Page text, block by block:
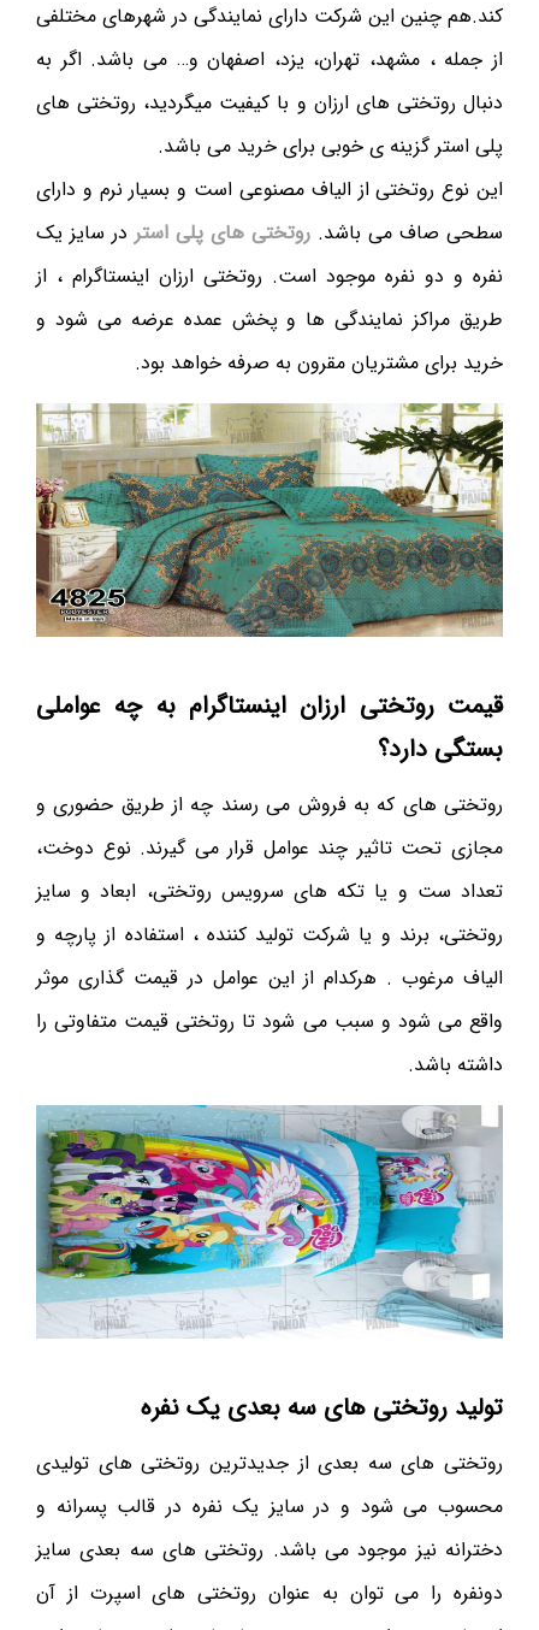
کند.هم چنین این شرکت دارای نمایندگی در شهرهای مختلفی
از جمله ، مشهد، تهران، یزد، اصفهان و… می باشد. اگر به
دنبال روتختی های ارزان و با کیفیت میگردید، روتختی های
پلی استر گزینه ی خوبی برای خرید می باشد.
این نوع روتختی از الیاف مصنوعی است و بسیار نرم و دارای
سطحی صاف می باشد. روتختی های پلی استر در سایز یک
نفره و دو نفره موجود است. روتختی ارزان اینستاگرام ، از
طریق مراکز نمایندگی ها و پخش عمده عرضه می شود و
خرید برای مشتریان مقرون به صرفه خواهد بود.
قیمت روتختی ارزان اینستاگرام به چه عواملی
بستگی دارد؟
روتختی های که به فروش می رسند چه از طریق حضوری و
مجازی تحت تاثیر چند عوامل قرار می گیرند. نوع دوخت،
تعداد ست و یا تکه های سرویس روتختی، ابعاد و سایز
روتختی، برند و یا شرکت تولید کننده ، استفاده از پارچه و
الیاف مرغوب . هرکدام از این عوامل در قیمت گذاری موثر
واقع می شود و سبب می شود تا روتختی قیمت متفاوتی را
داشته باشد.
تولید روتختی های سه بعدی یک نفره
روتختی های سه بعدی از جدیدترین روتختی های تولیدی
محسوب می شود و در سایز یک نفره در قالب پسرانه و
دخترانه نیز موجود می باشد. روتختی های سه بعدی سایز
دونفره را می توان به عنوان روتختی های اسپرت از آن